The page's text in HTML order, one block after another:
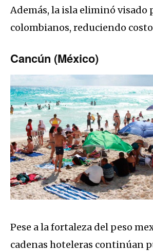
Además, la isla eliminó visado
colombianos, reduciendo
Cancún (México)
Pese a la fortaleza del peso
cadenas hoteleras continúan